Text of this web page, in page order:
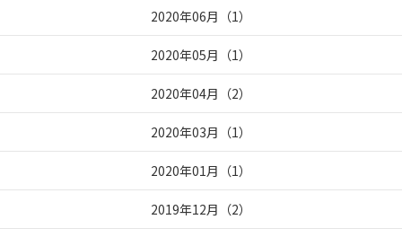
2020年06月 （1）
2020年05月 （1）
2020年04月 （2）
2020年03月 （1）
2020年01月 （1）
2019年12月 （2）